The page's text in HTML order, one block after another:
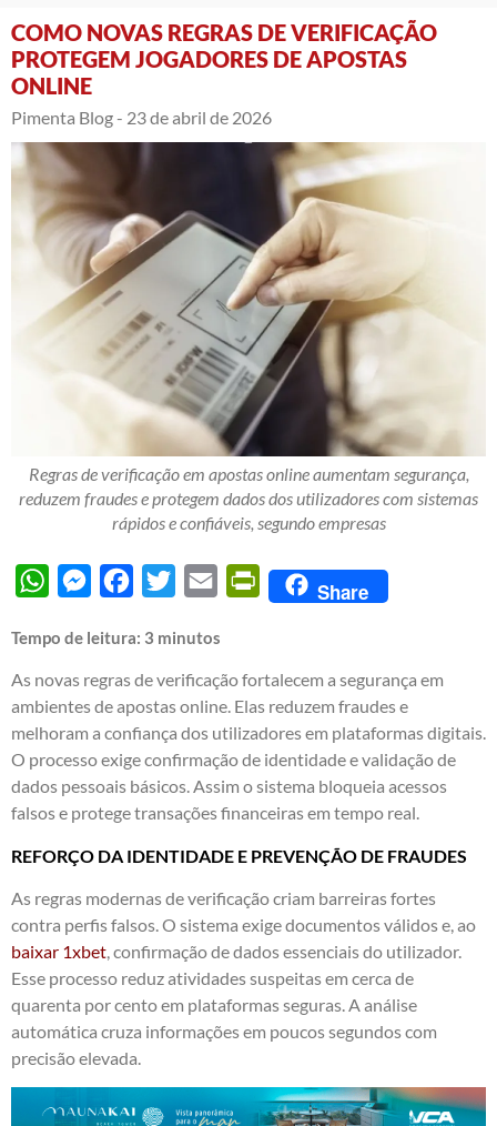
COMO NOVAS REGRAS DE VERIFICAÇÃO
PROTEGEM JOGADORES DE APOSTAS
ONLINE
Pimenta Blog - 23 de abril de 2026
Regras de verificação em apostas online aumentam segurança,
reduzem fraudes e protegem dados dos utilizadores com sistemas
rápidos e confiáveis, segundo empresas
WhatsAppMessengerFacebook
Twitter Email PrintFriendly
Share
Tempo de leitura: 3 minutos
As novas regras de verificação fortalecem a segurança em
ambientes de apostas online. Elas reduzem fraudes e
melhoram a confiança dos utilizadores em plataformas digitais.
O processo exige confirmação de identidade e validação de
dados pessoais básicos. Assim o sistema bloqueia acessos
falsos e protege transações financeiras em tempo real.
REFORÇO DA IDENTIDADE E PREVENÇÃO DE FRAUDES
As regras modernas de verificação criam barreiras fortes
contra perfis falsos. O sistema exige documentos válidos e, ao
baixar 1xbet, confirmação de dados essenciais do utilizador.
Esse processo reduz atividades suspeitas em cerca de
quarenta por cento em plataformas seguras. A análise
automática cruza informações em poucos segundos com
precisão elevada.